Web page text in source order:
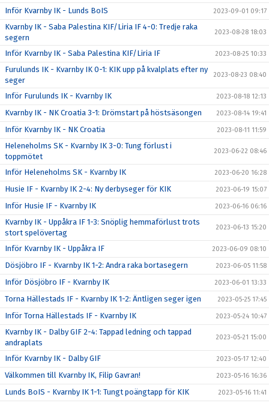
Inför Kvarnby IK - Lunds BoIS 2023-09-01 09:17
Kvarnby IK - Saba Palestina KIF/Liria IF 4-0: Tredje raka
segern
2023-08-28 18:03
Inför Kvarnby IK - Saba Palestina KIF/Liria IF 2023-08-25 10:33
Furulunds IK - Kvarnby IK 0-1: KIK upp på kvalplats efter ny
seger
2023-08-23 08:40
Inför Furulunds IK - Kvarnby IK 2023-08-18 12:13
Kvarnby IK - NK Croatia 3-1: Drömstart på höstsäsongen 2023-08-14 19:41
Inför Kvarnby IK - NK Croatia 2023-08-11 11:59
Heleneholms SK - Kvarnby IK 3-0: Tung förlust i
toppmötet
2023-06-22 08:46
Inför Heleneholms SK - Kvarnby IK 2023-06-20 16:28
Husie IF - Kvarnby IK 2-4: Ny derbyseger för KIK 2023-06-19 15:07
Inför Husie IF - Kvarnby IK 2023-06-16 06:16
Kvarnby IK - Uppåkra IF 1-3: Snöplig hemmaförlust trots
stort spelövertag
2023-06-13 15:20
Inför Kvarnby IK - Uppåkra IF 2023-06-09 08:10
Dösjöbro IF - Kvarnby IK 1-2: Andra raka bortasegern 2023-06-05 11:58
Inför Dösjöbro IF - Kvarnby IK 2023-06-01 13:33
Torna Hällestads IF - Kvarnby IK 1-2: Äntligen seger igen 2023-05-25 17:45
Inför Torna Hällestads IF - Kvarnby IK 2023-05-24 10:47
Kvarnby IK - Dalby GIF 2-4: Tappad ledning och tappad
andraplats
2023-05-21 15:00
Inför Kvarnby IK - Dalby GIF 2023-05-17 12:40
Välkommen till Kvarnby IK, Filip Gavran! 2023-05-16 16:36
Lunds BoIS - Kvarnby IK 1-1: Tungt poängtapp för KIK 2023-05-16 11:41